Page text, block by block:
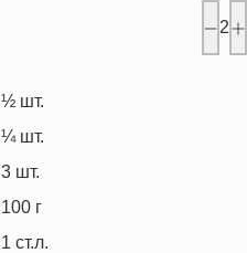
2
½ шт.
¼ шт.
3 шт.
100 г
1 ст.л.